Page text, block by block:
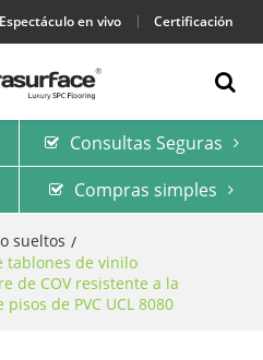
Espectáculo en vivo Certificación
Consultas Seguras
Compras simples
sueltos /
tablones de vinilo
de COV resistente a la
de PVC UCL 8080